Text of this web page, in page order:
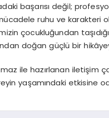
başarısı değil;
ruhu ve karakteri
çocukluğundan
doğan güçlü bir
ile hazırlanan iletişim
yaşamındaki etkisine